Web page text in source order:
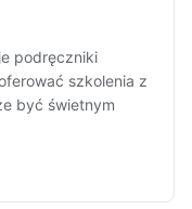
podręczniki
szkolenia z
być świetnym